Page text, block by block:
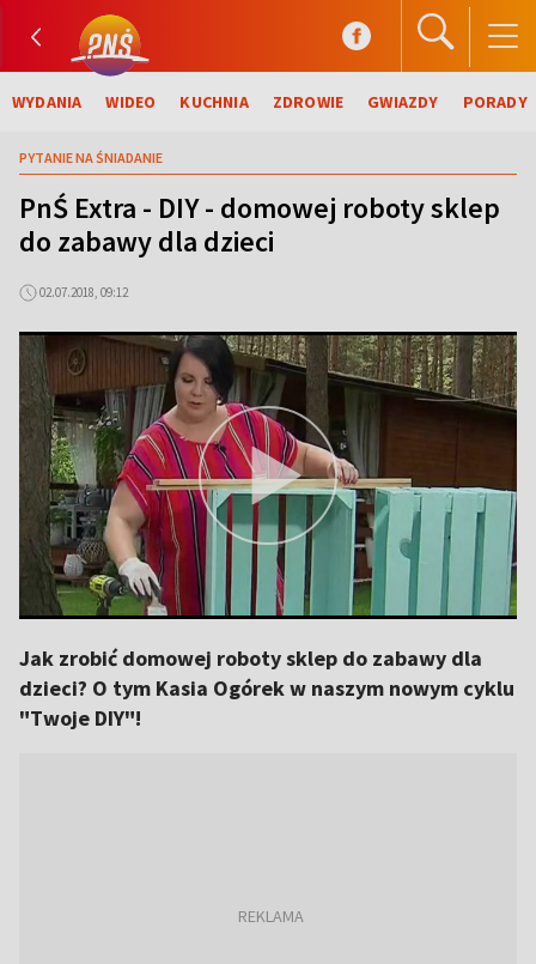
WYDANIA WIDEO KUCHNIA ZDROWIE GWIAZDY PORADY
PYTANIE NA ŚNIADANIE
PnŚ Extra - DIY - domowej roboty sklep
do zabawy dla dzieci
02.07.2018, 09:12
Jak zrobić domowej roboty sklep do zabawy dla
dzieci? O tym Kasia Ogórek w naszym nowym cyklu
"Twoje DIY"!